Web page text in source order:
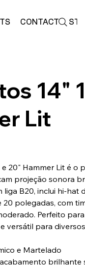
CONTACT
14"
Lit
20" Hammer Lit é o
projeção sonora
liga B20, inclui hi-hat
20 polegadas, com
Perfeito
versátil para
e Martelado
brilhante